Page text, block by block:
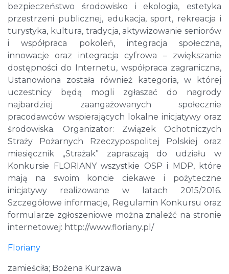
bezpieczeństwo środowisko i ekologia, estetyka
przestrzeni publicznej, edukacja, sport, rekreacja i
turystyka, kultura, tradycja, aktywizowanie seniorów
i współpraca pokoleń, integracja społeczna,
innowacje oraz integracja cyfrowa – zwiększanie
dostępności do Internetu, współpraca zagraniczna,
Ustanowiona została również kategoria, w której
uczestnicy będą mogli zgłaszać do nagrody
najbardziej zaangażowanych społecznie
pracodawców wspierających lokalne inicjatywy oraz
środowiska. Organizator: Związek Ochotniczych
Straży Pożarnych Rzeczypospolitej Polskiej oraz
miesięcznik „Strażak” zapraszają do udziału w
Konkursie FLORIANY wszystkie OSP i MDP, które
mają na swoim koncie ciekawe i pożyteczne
inicjatywy realizowane w latach 2015/2016.
Szczegółowe informacje, Regulamin Konkursu oraz
formularze zgłoszeniowe można znaleźć na stronie
internetowej: http://www.floriany.pl/
Floriany
zamieściła; Bożena Kurzawa